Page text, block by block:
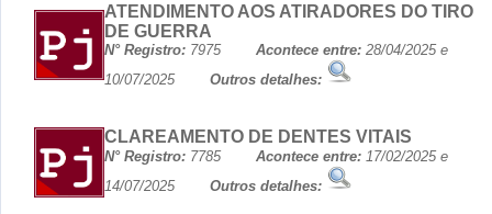
ATENDIMENTO AOS ATIRADORES DO TIRO
DE GUERRA
N° Registro: 7975 Acontece entre: 28/04/2025 e
10/07/2025 Outros detalhes:
CLAREAMENTO DE DENTES VITAIS
N° Registro: 7785 Acontece entre: 17/02/2025 e
14/07/2025 Outros detalhes: